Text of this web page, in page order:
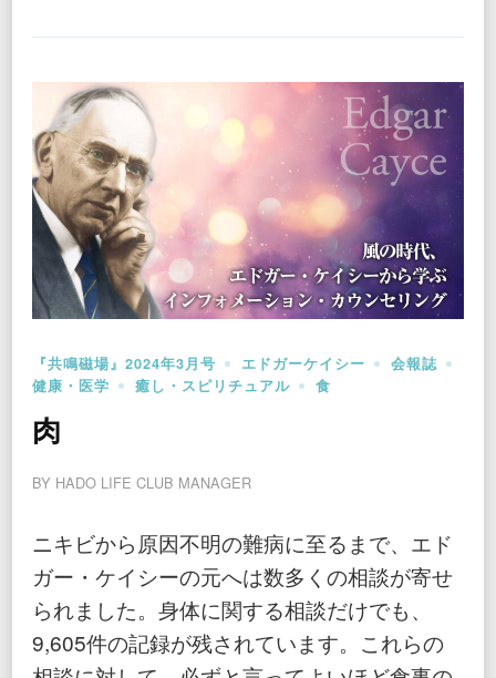
『共鳴磁場』2024年3月号 エドガーケイシー
会報誌
健康・医学
癒し・スピリチュアル 食
肉
BY HADO LIFE CLUB MANAGER
ニキビから原因不明の難病に至るまで、エド
ガー・ケイシーの元へは数多くの相談が寄せ
られました。身体に関する相談だけでも、
9,605件の記録が残されています。これらの